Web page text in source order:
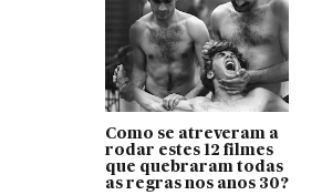
Como se atreveram a
rodar estes 12 filmes
que quebraram todas
as regras nos anos 30?